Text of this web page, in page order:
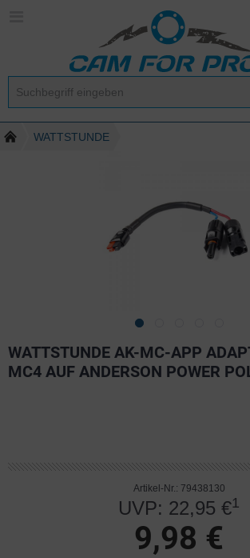
WATTSTUNDE
WATTSTUNDE AK-MC-APP
MC4 AUF ANDERSON POWER
Artikel-Nr.: 79438130
UVP: 22,95 €1
9,98 €